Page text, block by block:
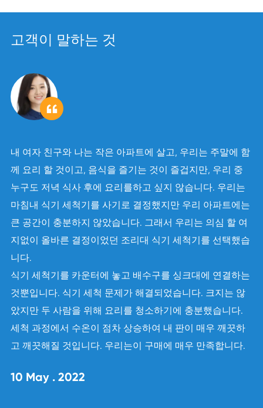
고객이 말하는 것

내 여자 친구와 나는 작은 아파트에 살고, 우리는 주말에 함
께 요리 할 것이고, 음식을 즐기는 것이 즐겁지만, 우리 중
누구도 저녁 식사 후에 요리를하고 싶지 않습니다. 우리는
마침내 식기 세척기를 사기로 결정했지만 우리 아파트에는
큰 공간이 충분하지 않았습니다. 그래서 우리는 의심 할 여
지없이 올바른 결정이었던 조리대 식기 세척기를 선택했습
니다.
식기 세척기를 카운터에 놓고 배수구를 싱크대에 연결하는
것뿐입니다. 식기 세척 문제가 해결되었습니다. 크지는 않
았지만 두 사람을 위해 요리를 청소하기에 충분했습니다.
세척 과정에서 수온이 점차 상승하여 내 판이 매우 깨끗하
고 깨끗해질 것입니다. 우리는이 구매에 매우 만족합니다.
10 May . 2022